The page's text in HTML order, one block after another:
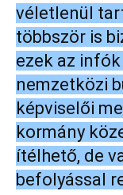
véletlenül
többször is
ezek az
nemzetközi
képviselői
kormány
ítélhető, de
befolyással